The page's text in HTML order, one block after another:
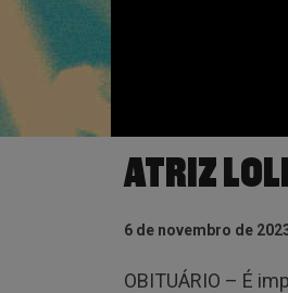
ATRIZ
6 de novembro de
OBITUÁRIO – É